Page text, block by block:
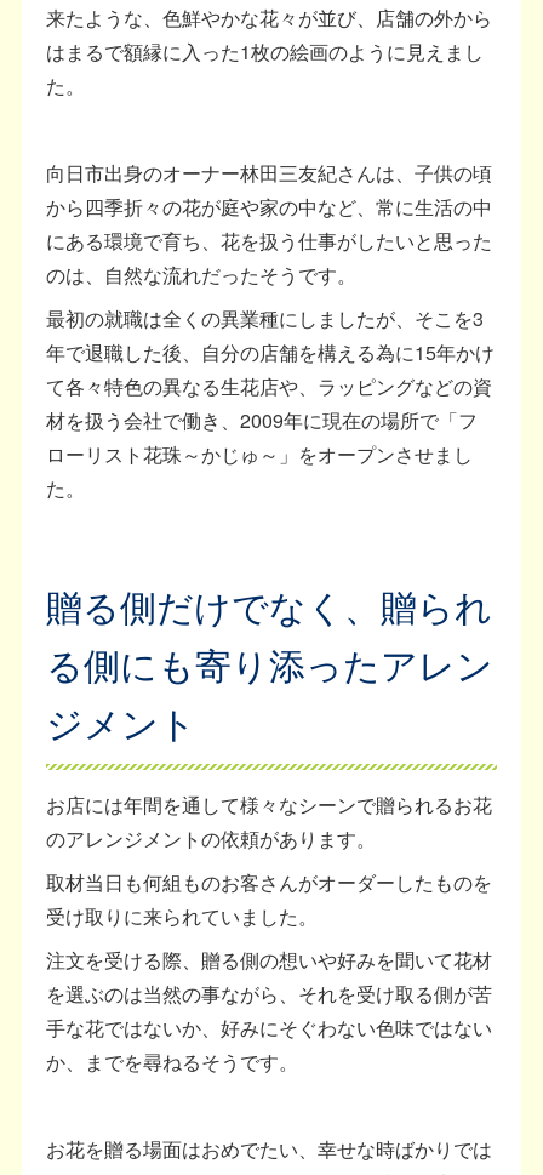
来たような、色鮮やかな花々が並び、店舗の外から
はまるで額縁に入った1枚の絵画のように見えまし
た。
向日市出身のオーナー林田三友紀さんは、子供の頃
から四季折々の花が庭や家の中など、常に生活の中
にある環境で育ち、花を扱う仕事がしたいと思った
のは、自然な流れだったそうです。
最初の就職は全くの異業種にしましたが、そこを3
年で退職した後、自分の店舗を構える為に15年かけ
て各々特色の異なる生花店や、ラッピングなどの資
材を扱う会社で働き、2009年に現在の場所で「フ
ローリスト花珠～かじゅ～」をオープンさせまし
た。
贈る側だけでなく、贈られ
る側にも寄り添ったアレン
ジメント
お店には年間を通して様々なシーンで贈られるお花
のアレンジメントの依頼があります。
取材当日も何組ものお客さんがオーダーしたものを
受け取りに来られていました。
注文を受ける際、贈る側の想いや好みを聞いて花材
を選ぶのは当然の事ながら、それを受け取る側が苦
手な花ではないか、好みにそぐわない色味ではない
か、までを尋ねるそうです。
お花を贈る場面はおめでたい、幸せな時ばかりでは